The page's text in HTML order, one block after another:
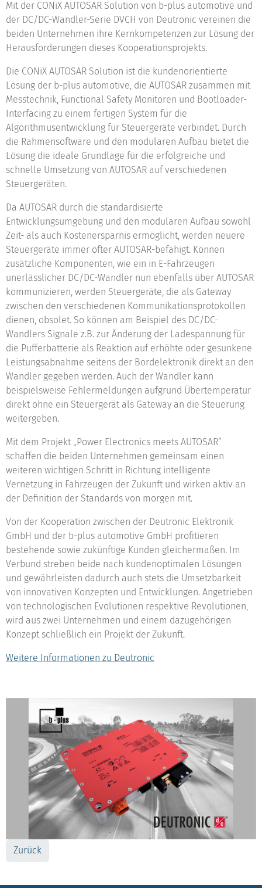
Mit der CONiX AUTOSAR Solution von b-plus automotive und
der DC/DC-Wandler-Serie DVCH von Deutronic vereinen die
beiden Unternehmen ihre Kernkompetenzen zur Lösung der
Herausforderungen dieses Kooperationsprojekts.
Die CONiX AUTOSAR Solution ist die kundenorientierte
Lösung der b-plus automotive, die AUTOSAR zusammen mit
Messtechnik, Functional Safety Monitoren und Bootloader-
Interfacing zu einem fertigen System für die
Algorithmusentwicklung für Steuergeräte verbindet. Durch
die Rahmensoftware und den modularen Aufbau bietet die
Lösung die ideale Grundlage für die erfolgreiche und
schnelle Umsetzung von AUTOSAR auf verschiedenen
Steuergeräten.
Da AUTOSAR durch die standardisierte
Entwicklungsumgebung und den modularen Aufbau sowohl
Zeit- als auch Kostenersparnis ermöglicht, werden neuere
Steuergeräte immer öfter AUTOSAR-befähigt. Können
zusätzliche Komponenten, wie ein in E-Fahrzeugen
unerlässlicher DC/DC-Wandler nun ebenfalls über AUTOSAR
kommunizieren, werden Steuergeräte, die als Gateway
zwischen den verschiedenen Kommunikationsprotokollen
dienen, obsolet. So können am Beispiel des DC/DC-
Wandlers Signale z.B. zur Änderung der Ladespannung für
die Pufferbatterie als Reaktion auf erhöhte oder gesunkene
Leistungsabnahme seitens der Bordelektronik direkt an den
Wandler gegeben werden. Auch der Wandler kann
beispielsweise Fehlermeldungen aufgrund Übertemperatur
direkt ohne ein Steuergerät als Gateway an die Steuerung
weitergeben.
Mit dem Projekt „Power Electronics meets AUTOSAR“
schaffen die beiden Unternehmen gemeinsam einen
weiteren wichtigen Schritt in Richtung intelligente
Vernetzung in Fahrzeugen der Zukunft und wirken aktiv an
der Definition der Standards von morgen mit.
Von der Kooperation zwischen der Deutronic Elektronik
GmbH und der b-plus automotive GmbH profitieren
bestehende sowie zukünftige Kunden gleichermaßen. Im
Verbund streben beide nach kundenoptimalen Lösungen
und gewährleisten dadurch auch stets die Umsetzbarkeit
von innovativen Konzepten und Entwicklungen. Angetrieben
von technologischen Evolutionen respektive Revolutionen,
wird aus zwei Unternehmen und einem dazugehörigen
Konzept schließlich ein Projekt der Zukunft.
Weitere Informationen zu Deutronic
Zurück